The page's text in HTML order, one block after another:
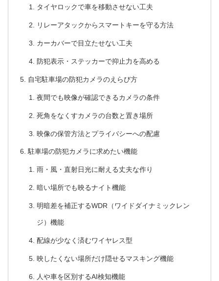
タイヤロックで車を移動させない工夫
リレーアタックからスマートキーを守る方法
カーカバーで目立たせない工夫
防犯表示・ステッカーで抑止力を高める
自宅駐車場の防犯カメラのえらび方
夜間でも映像が確認できるカメラの条件
死角をなくすカメラの台数と置き場所
映像の保管方法とプライバシーへの配慮
駐車場の防犯カメラに求めたい機能
雨・風・直射日光に耐える丈夫な作り
暗い場所でも映るナイト機能
明暗差を補正するWDR（ワイドダイナミックレン
ジ）機能
配線が少なく済むワイヤレス型
映したくない場所だけ隠せるマスキング機能
人や車を区別するAI検知機能